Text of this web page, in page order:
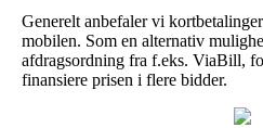
Generelt anbefaler vi
mobilen. Som en alternativ
afdragsordning fra f.eks. ViaBill,
finansiere prisen i flere bidder.